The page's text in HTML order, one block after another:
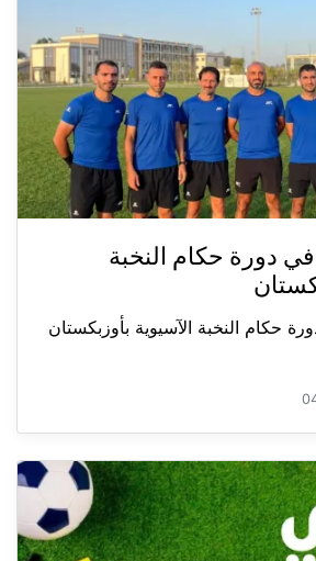
في دورة حكام النخبة
حكام النخبة الآسيوية بأوزبكستان